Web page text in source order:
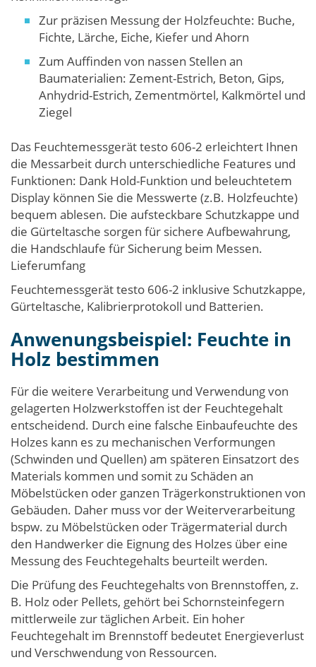
Zur präzisen Messung der Holzfeuchte: Buche,
Fichte, Lärche, Eiche, Kiefer und Ahorn
Zum Auffinden von nassen Stellen an
Baumaterialien: Zement-Estrich, Beton, Gips,
Anhydrid-Estrich, Zementmörtel, Kalkmörtel und
Ziegel
Das Feuchtemessgerät testo 606-2 erleichtert Ihnen
die Messarbeit durch unterschiedliche Features und
Funktionen: Dank Hold-Funktion und beleuchtetem
Display können Sie die Messwerte (z.B. Holzfeuchte)
bequem ablesen. Die aufsteckbare Schutzkappe und
die Gürteltasche sorgen für sichere Aufbewahrung,
die Handschlaufe für Sicherung beim Messen.
Lieferumfang
Feuchtemessgerät testo 606-2 inklusive Schutzkappe,
Gürteltasche, Kalibrierprotokoll und Batterien.
Anwenungsbeispiel: Feuchte in
Holz bestimmen
Für die weitere Verarbeitung und Verwendung von
gelagerten Holzwerkstoffen ist der Feuchtegehalt
entscheidend. Durch eine falsche Einbaufeuchte des
Holzes kann es zu mechanischen Verformungen
(Schwinden und Quellen) am späteren Einsatzort des
Materials kommen und somit zu Schäden an
Möbelstücken oder ganzen Trägerkonstruktionen von
Gebäuden. Daher muss vor der Weiterverarbeitung
bspw. zu Möbelstücken oder Trägermaterial durch
den Handwerker die Eignung des Holzes über eine
Messung des Feuchtegehalts beurteilt werden.
Die Prüfung des Feuchtegehalts von Brennstoffen, z.
B. Holz oder Pellets, gehört bei Schornsteinfegern
mittlerweile zur täglichen Arbeit. Ein hoher
Feuchtegehalt im Brennstoff bedeutet Energieverlust
und Verschwendung von Ressourcen.